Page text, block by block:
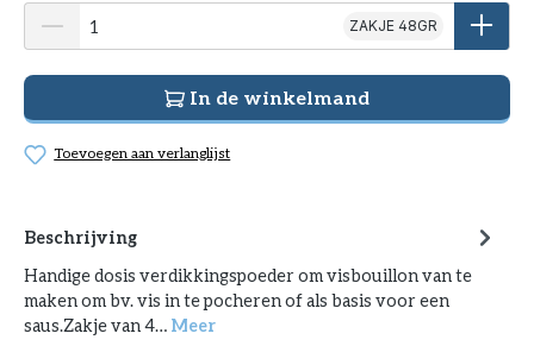
ZAKJE 48GR
In de winkelmand
Toevoegen aan verlanglijst
Beschrijving
Handige dosis verdikkingspoeder om visbouillon van te
maken om bv. vis in te pocheren of als basis voor een
saus.Zakje van 4… Meer